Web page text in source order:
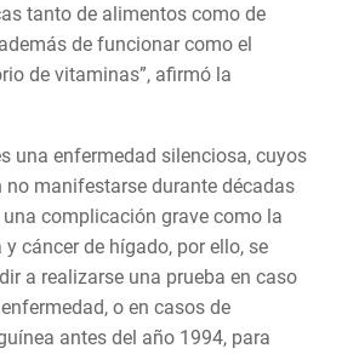
tanto de alimentos como de
de funcionar como el
de vitaminas”, afirmó la
una enfermedad silenciosa, cuyos
no manifestarse durante décadas
complicación grave como la
cáncer de hígado, por ello, se
a realizarse una prueba en caso
o en casos de
antes del año 1994, para